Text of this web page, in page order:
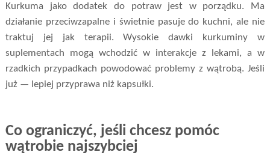
Kurkuma jako dodatek do potraw jest w porządku. Ma
działanie przeciwzapalne i świetnie pasuje do kuchni, ale nie
traktuj jej jak terapii. Wysokie dawki kurkuminy w
suplementach mogą wchodzić w interakcje z lekami, a w
rzadkich przypadkach powodować problemy z wątrobą. Jeśli
już — lepiej przyprawa niż kapsułki.
Co ograniczyć, jeśli chcesz pomóc
wątrobie najszybciej